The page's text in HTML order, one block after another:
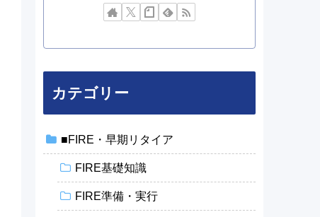
カテゴリー
■FIRE・早期リタイア
FIRE基礎知識
FIRE準備・実行